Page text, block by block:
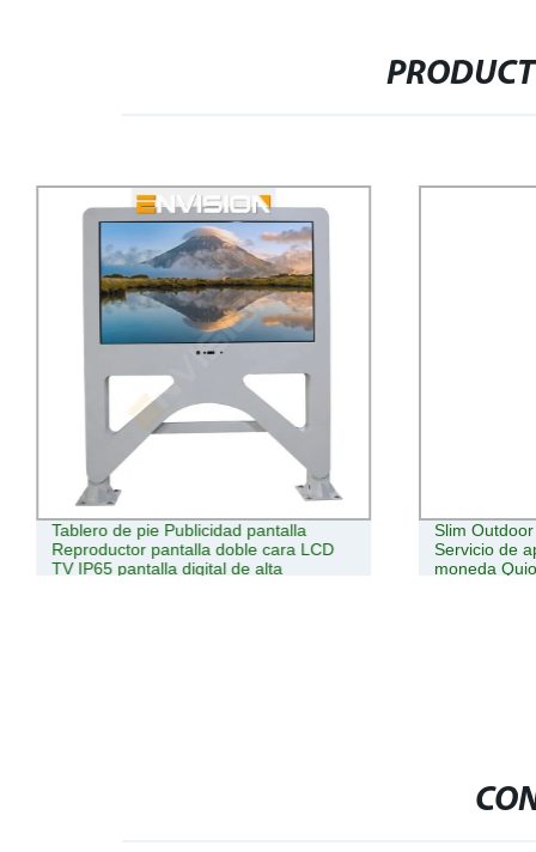
Tablero de pie Publicidad pantalla
Reproductor pantalla doble cara LCD
TV IP65 pantalla digital de alta
Slim
Servicio de
moneda